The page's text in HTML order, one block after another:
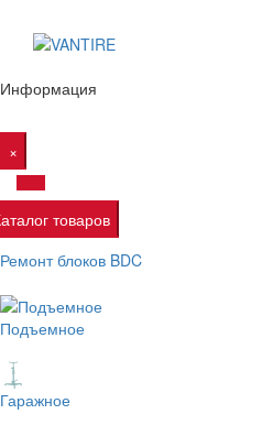
Информация
×
товаров
Ремонт блоков BDC
Подъемное
Гаражное